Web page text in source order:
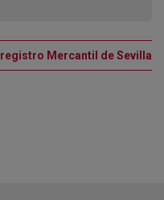
Mercantil de Sevilla
nueva